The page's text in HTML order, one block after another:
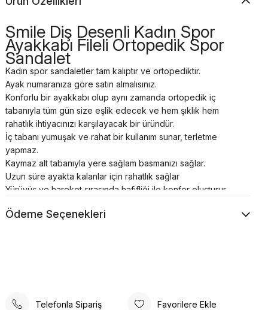
Smile Diş Desenli Kadın Spor
Ayakkabı Fileli Ortopedik Spor
Sandalet
Kadın spor sandaletler tam kalıptır ve ortopediktir.
Ayak numaranıza göre satın almalısınız.
Konforlu bir ayakkabı olup aynı zamanda ortopedik iç
tabanıyla tüm gün size eşlik edecek ve hem şıklık hem
rahatlık ihtiyacınızı karşılayacak bir üründür.
İç tabanı yumuşak ve rahat bir kullanım sunar, terletme
yapmaz.
Kaymaz alt tabanıyla yere sağlam basmanızı sağlar.
Uzun süre ayakta kalanlar için rahatlık sağlar
Yürüyüş ve hareket sırasında hafifliği ile konfor oluşturur,
ortopedik destek verir.
Ödeme Seçenekleri
Telefonla Sipariş Favorilere Ekle